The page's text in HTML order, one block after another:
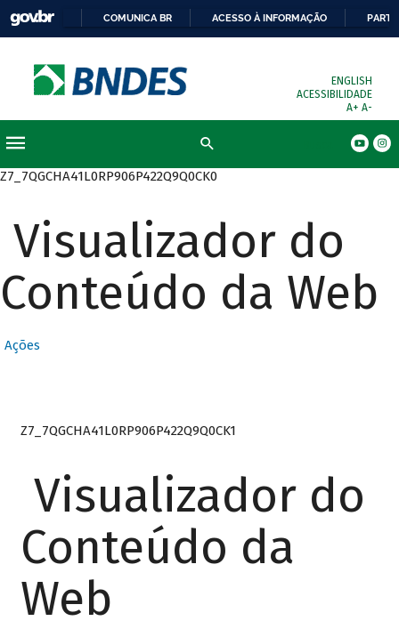
COMUNICA BR ACESSO À INFORMAÇÃO
ENGLISH
ACESSIBILIDADE
A+ A-
Z7_7QGCHA41L0RP906P422Q9Q0CK0
Visualizador do
Conteúdo da Web
Ações
Z7_7QGCHA41L0RP906P422Q9Q0CK1
Visualizador do
Conteúdo da
Web